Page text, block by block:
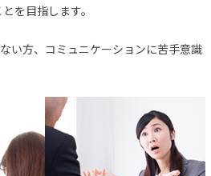
を目指します。
い方、コミュニケーションに苦手意識